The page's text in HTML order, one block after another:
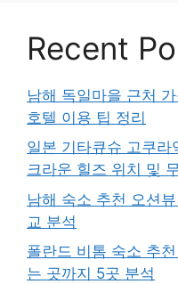
Recent
남해 독일마을 근처
호텔 이용 팁 정리
일본 기타큐슈 고쿠
크라운 힐즈 위치 및
남해 숙소 추천 오션
교 분석
폴란드 비톰 숙소 추
는 곳까지 5곳 분석